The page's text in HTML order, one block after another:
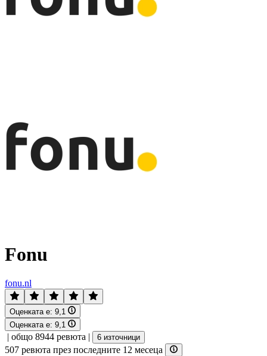
Fonu
fonu.nl
Оценката е: 9,1
Оценката е: 9,1
| общо 8944 ревюта | 6 източници
507 ревюта през последните 12 месеца